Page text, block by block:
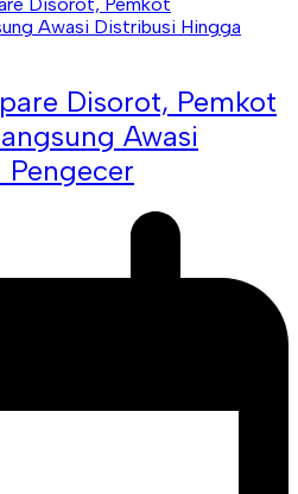
Disorot, Pemkot
Awasi